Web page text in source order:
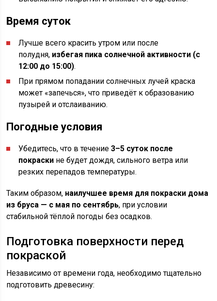
Время суток
Лучше всего красить утром или после
полудня, избегая пика солнечной активности (с
12:00 до 15:00).
При прямом попадании солнечных лучей краска
может «запечься», что приведёт к образованию
пузырей и отслаиванию.
Погодные условия
Убедитесь, что в течение3–5 суток после
покраски не будет дождя, сильного ветра или
резких перепадов температуры.
Таким образом, наилучшее время для покраски дома
из бруса — с мая по сентябрь, при условии
стабильной тёплой погоды без осадков.
Подготовка поверхности перед
покраской
Независимо от времени года, необходимо тщательно
подготовить древесину: